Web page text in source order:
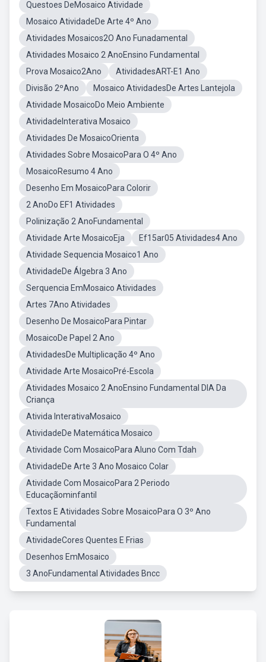
Questoes DeMosaico Atividade
Mosaico AtividadeDe Arte 4º Ano
Atividades Mosaicos2O Ano Funadamental
Atividades Mosaico 2 AnoEnsino Fundamental
Prova Mosaico2Ano
AtividadesART-E1 Ano
Divisão 2ºAno
Mosaico AtividadesDe Artes Lantejola
Atividade MosaicoDo Meio Ambiente
AtividadeInterativa Mosaico
Atividades De MosaicoOrienta
Atividades Sobre MosaicoPara O 4º Ano
MosaicoResumo 4 Ano
Desenho Em MosaicoPara Colorir
2 AnoDo EF1 Atividades
Polinização 2 AnoFundamental
Atividade Arte MosaicoEja
Ef15ar05 Atividades4 Ano
Atividade Sequencia Mosaico1 Ano
AtividadeDe Álgebra 3 Ano
Serquencia EmMosaico Atividades
Artes 7Ano Atividades
Desenho De MosaicoPara Pintar
MosaicoDe Papel 2 Ano
AtividadesDe Multiplicação 4º Ano
Atividade Arte MosaicoPré-Escola
Atividades Mosaico 2 AnoEnsino Fundamental DIA Da
Criança
Ativida InterativaMosaico
AtividadeDe Matemática Mosaico
Atividade Com MosaicoPara Aluno Com Tdah
AtividadeDe Arte 3 Ano Mosaico Colar
Atividade Com MosaicoPara 2 Periodo
Educaçãominfantil
Textos E Atividades Sobre MosaicoPara O 3º Ano
Fundamental
AtividadeCores Quentes E Frias
Desenhos EmMosaico
3 AnoFundamental Atividades Bncc